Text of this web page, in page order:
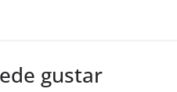
gustar